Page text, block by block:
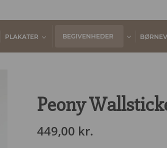
PLAKATER BEGIVENHEDER
Peony
449,00 kr.